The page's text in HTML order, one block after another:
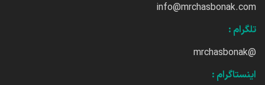
info@mrchasbonak.com
تلگرام :
@mrchasbonak
اینستاگرام :